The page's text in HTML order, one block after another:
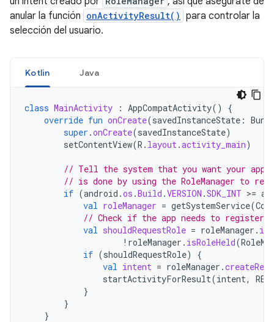
anular la función onActivityResult() para controlar la
selección del usuario.
Kotlin Java
class MainActivity : AppCompatActivity()
{
override fun onCreate(savedInstanceState :
super .onCreate(savedInstanceState)
setContentView(R . layout.activity_main)
// Tell the system that you want your
// is done by using the RoleManager to
if (android .os .Build .VERSION .SDK_INT >=
val roleManager = getSystemService(
// Check if the app needs to
val shouldRequestRole = roleManager .
! roleManager . isRoleHeld(
if (shouldRequestRole)
{
val intent = roleManager .
startActivityForResult(intent,
}
}
}